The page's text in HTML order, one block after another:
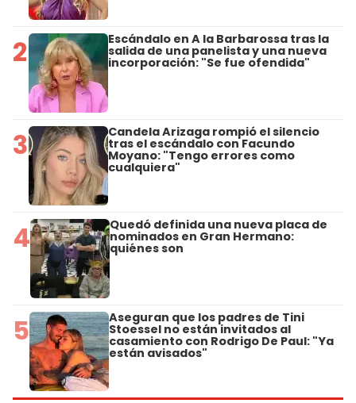
2 Escándalo en A la Barbarossa tras la
salida de una panelista y una nueva
incorporación: "Se fue ofendida"
3 Candela Arizaga rompió el silencio
tras el escándalo con Facundo
Moyano: "Tengo errores como
cualquiera"
4 Quedó definida una nueva placa de
nominados en Gran Hermano:
quiénes son
5 Aseguran que los padres de Tini
Stoessel no están invitados al
casamiento con Rodrigo De Paul: "Ya
están avisados"